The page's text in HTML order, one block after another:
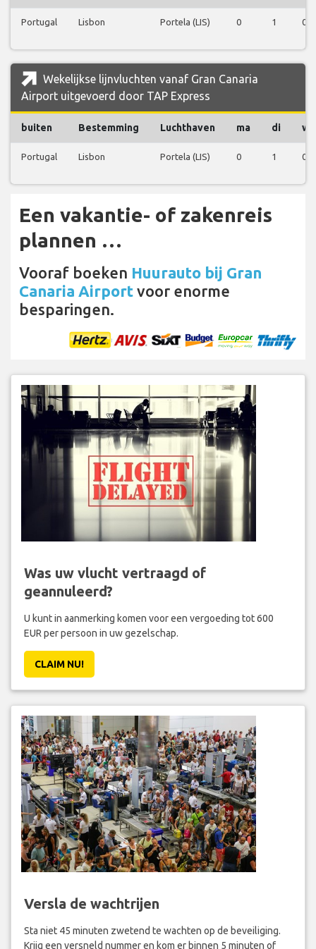
Portugal Lisbon Portela (LIS) 0 1 0
Wekelijkse lijnvluchten vanaf Gran Canaria
Airport uitgevoerd door TAP Express
buiten Bestemming Luchthaven ma di wo
Portugal Lisbon Portela (LIS) 0 1 0
Een vakantie- of zakenreis
plannen …
Vooraf boeken Huurauto bij Gran
Canaria Airport voor enorme
besparingen.
Was uw vlucht vertraagd of
geannuleerd?
U kunt in aanmerking komen voor een vergoeding tot 600
EUR per persoon in uw gezelschap.
CLAIM NU!
Versla de wachtrijen
Sta niet 45 minuten zwetend te wachten op de beveiliging.
Krijg een versneld nummer en kom er binnen 5 minuten of